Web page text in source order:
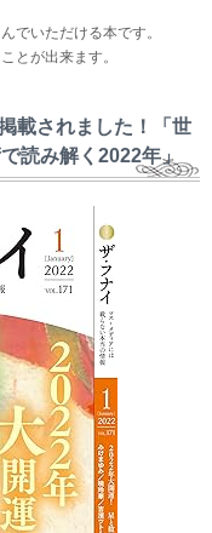
でいただける本です。
とが出来ます。
載されました！「世
読み解く2022年」